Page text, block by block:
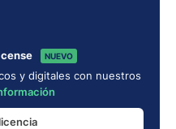
NUEVO
y digitales con nuestros